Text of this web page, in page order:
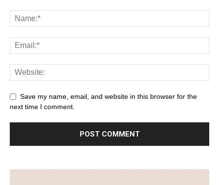
Save my name, email, and website in this browser for the
next time I comment.